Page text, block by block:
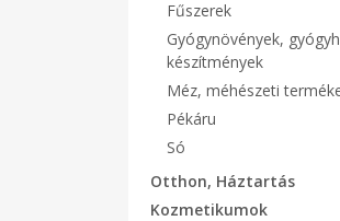
Fűszerek
Gyógynövények,
készítmények
Méz, méhészeti
Pékáru
Só
Otthon, Háztartás
Kozmetikumok